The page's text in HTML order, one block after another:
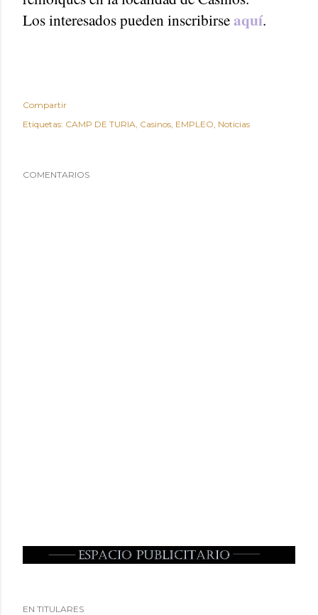
Los interesados pueden inscribirseaquí.
Compartir
Etiquetas: CAMP DE TURIA Casinos EMPLEO Noticias
COMENTARIOS
EN TITULARES